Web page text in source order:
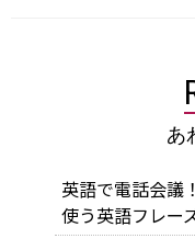
あ
英語で電話会議
使う英語フレー